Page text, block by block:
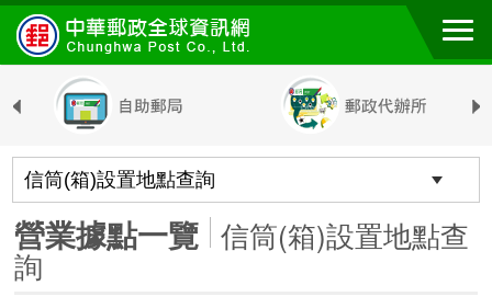
跳到主要內容區塊
營業據點一覽 信筒(箱)設置地點查
詢